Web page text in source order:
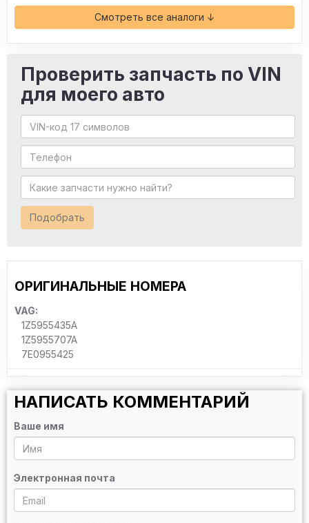
Смотреть все аналоги ↓
Проверить запчасть по VIN
для моего авто
Подобрать
ОРИГИНАЛЬНЫЕ НОМЕРА
VAG:
1Z5955435A
1Z5955707A
7E0955425
НАПИСАТЬ КОММЕНТАРИЙ
Ваше имя
Электронная почта